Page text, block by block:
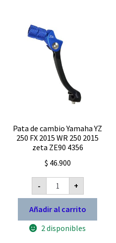
Pata de cambio Yamaha YZ
250 FX 2015 WR 250 2015
zeta ZE90 4356
$ 46.900
-
Pata
cambio
Yamaha
YZ
250
FX
+
Añadir al carrito
2 disponibles